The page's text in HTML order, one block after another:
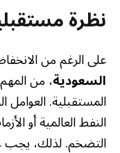
نظرة
على الرغم من
السعودية، من
المستقبلية. العوامل
النفط العالمية أو
التضخم. لذلك، يجب